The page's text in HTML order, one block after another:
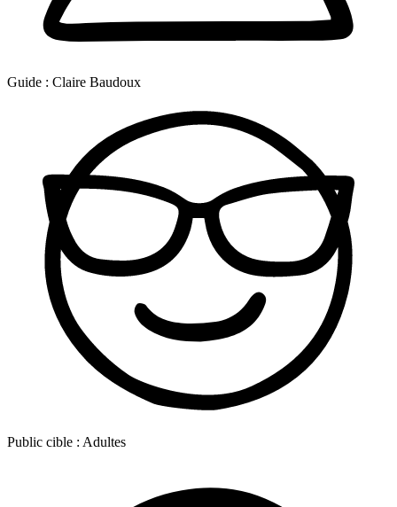
Guide : Claire Baudoux
Public cible : Adultes